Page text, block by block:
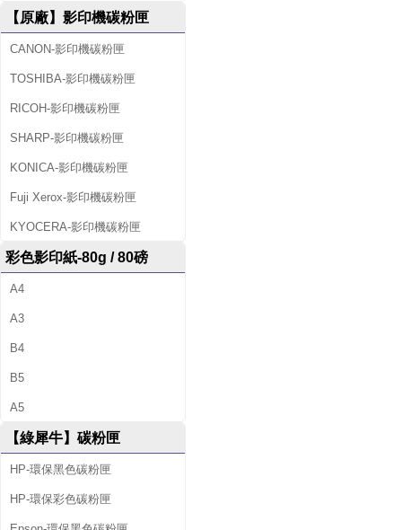
【原廠】影印機碳粉匣
CANON-影印機碳粉匣
TOSHIBA-影印機碳粉匣
RICOH-影印機碳粉匣
SHARP-影印機碳粉匣
KONICA-影印機碳粉匣
Fuji Xerox-影印機碳粉匣
KYOCERA-影印機碳粉匣
彩色影印紙-80g / 80磅
A4
A3
B4
B5
A5
【綠犀牛】碳粉匣
HP-環保黑色碳粉匣
HP-環保彩色碳粉匣